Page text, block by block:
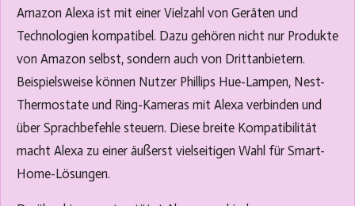
Amazon Alexa ist mit einer Vielzahl von Geräten und
Technologien kompatibel. Dazu gehören nicht nur Produkte
von Amazon selbst, sondern auch von Drittanbietern.
Beispielsweise können Nutzer Phillips Hue-Lampen, Nest-
Thermostate und Ring-Kameras mit Alexa verbinden und
über Sprachbefehle steuern. Diese breite Kompatibilität
macht Alexa zu einer äußerst vielseitigen Wahl für Smart-
Home-Lösungen.